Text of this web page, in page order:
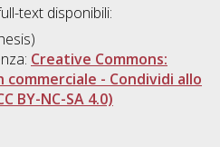
text disponibili:
Creative Commons:
- Condividi allo
BY-NC-SA 4.0)